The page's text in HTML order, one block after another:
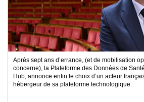
Après sept ans d’errance, (et de mobilisation
concerne), la Plateforme des Données de
Hub, annonce enfin le choix d’un acteur
hébergeur de sa plateforme technologique.